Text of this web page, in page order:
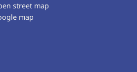
street map
map